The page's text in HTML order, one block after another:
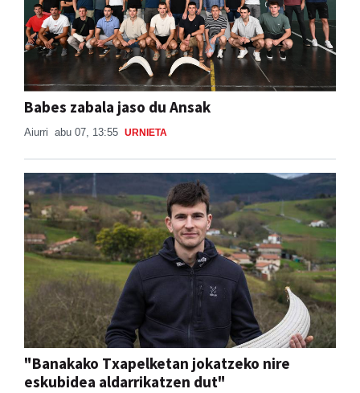
Babes zabala jaso du Ansak
Aiurri abu 07, 13:55 URNIETA
"Banakako Txapelketan jokatzeko nire
eskubidea aldarrikatzen dut"